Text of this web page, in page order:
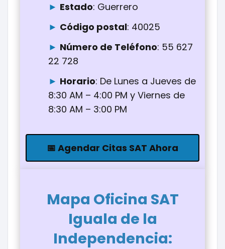
Estado: Guerrero
Código postal: 40025
Número de Teléfono: 55 627
22 728
Horario: De Lunes a Jueves de
8:30 AM – 4:00 PM y Viernes de
8:30 AM – 3:00 PM
📅 Agendar Citas SAT Ahora
Mapa Oficina SAT
Iguala de la
Independencia: